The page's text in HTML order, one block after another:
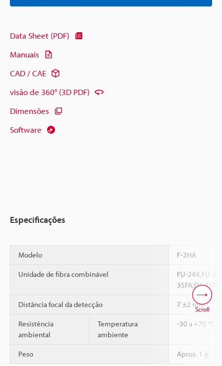
Data Sheet (PDF)
Manuais
CAD / CAE
visão de 360° (3D PDF)
Dimensões
Software
Especificações
Modelo F-2HA
Unidade de fibra combinável
FU-24X,FU-
35FA,FU-
Distância focal da detecção 7 ±2 mm*1
Resistência
ambiental
Temperatura
ambiente
-30 a +70 °C
Peso Aprox. 1 g
Scroll